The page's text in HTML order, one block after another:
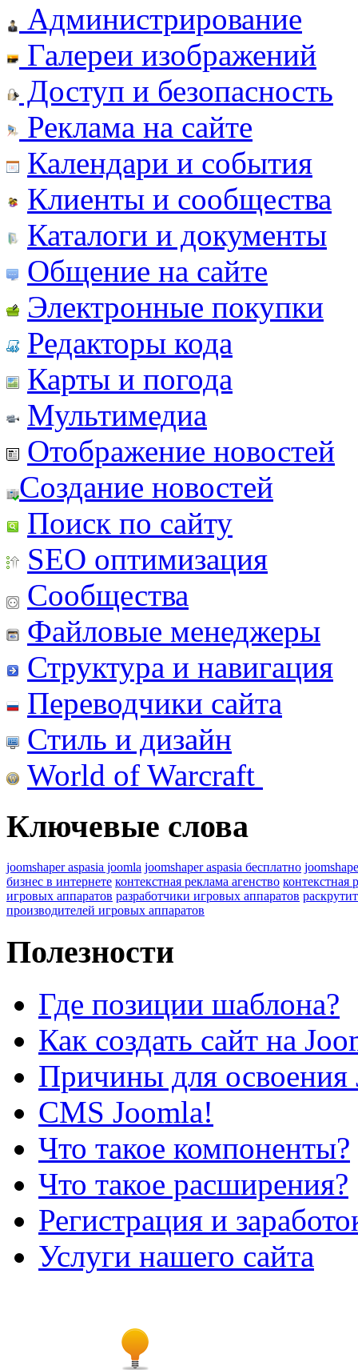
Администрирование
Галереи изображений
Доступ и безопасность
Реклама на сайте
Календари и события
Клиенты и сообщества
Каталоги и документы
Общение на сайте
Электронные покупки
Редакторы кода
Карты и погода
Мультимедиа
Отображение новостей
Создание новостей
Поиск по сайту
SEO оптимизация
Сообщества
Файловые менеджеры
Структура и навигация
Переводчики сайта
Стиль и дизайн
World of Warcraft
Ключевые слова
joomshaper aspasia joomla joomshaper aspasia бесплатно
бизнес в интернете контекстная реклама агенство контекстная
игровых аппаратов разработчики игровых аппаратов
производителей игровых аппаратов
Полезности
Где позиции шаблона?
Как создать сайт на
Причины для освоения
CMS Joomla!
Что такое компоненты?
Что такое расширения?
Регистрация и
Услуги нашего сайта